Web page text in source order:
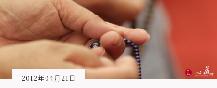
2012年04月21日